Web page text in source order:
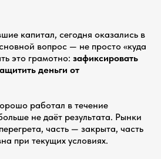
капитал, сегодня оказались в
вопрос — не просто «куда
это грамотно: зафиксировать
деньги от
работал в течение
не даёт результата. Рынки
часть — закрыта, часть
при текущих условиях.